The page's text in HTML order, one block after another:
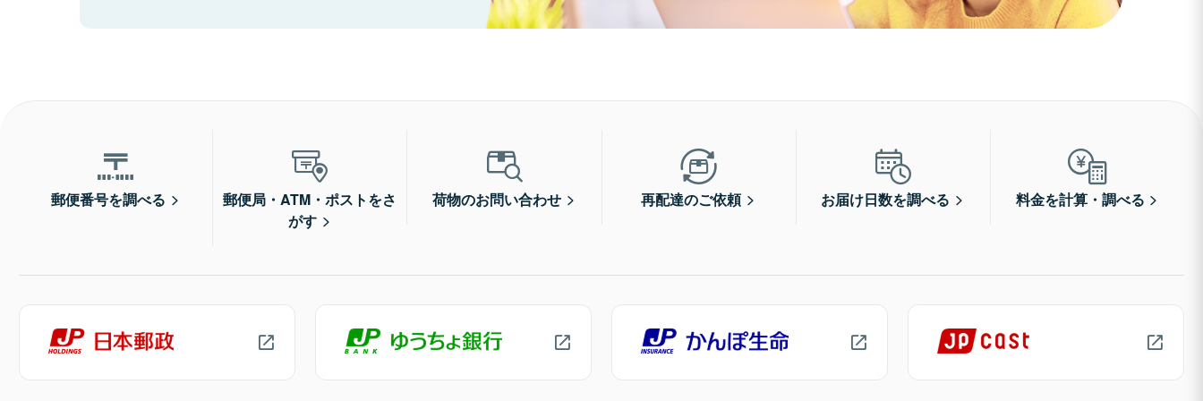
郵便番号を調べる
郵便局・ATM・ポストをさ
がす
荷物のお問い合わせ 再配達のご依頼 お届け日数を調べる 料金を計算・調べる